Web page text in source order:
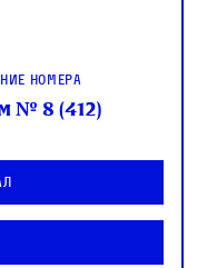
номера
№ 8 (412)